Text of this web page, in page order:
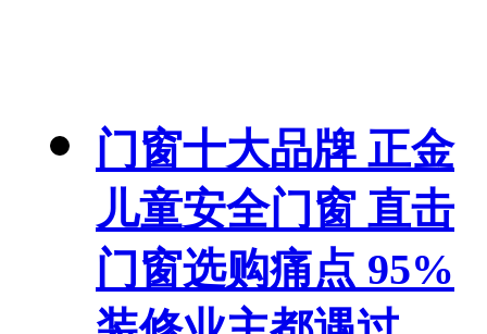
门窗十大品牌 正金
儿童安全门窗 直击
门窗选购痛点 95%